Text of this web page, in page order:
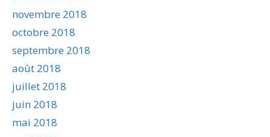
novembre 2018
octobre 2018
septembre 2018
août 2018
juillet 2018
juin 2018
mai 2018